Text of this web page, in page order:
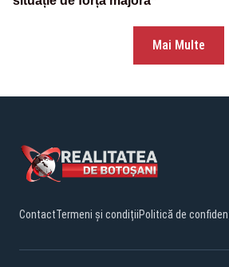
Mai Multe
ContactTermeni și condițiiPolitică de